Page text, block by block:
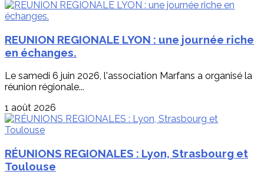
REUNION REGIONALE LYON : une journée riche
en échanges.
Le samedi 6 juin 2026, l'association Marfans a organisé la
réunion régionale...
1 août 2026
RÉUNIONS REGIONALES : Lyon, Strasbourg et
Toulouse